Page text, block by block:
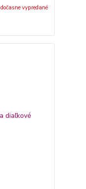
dočasne vypredané